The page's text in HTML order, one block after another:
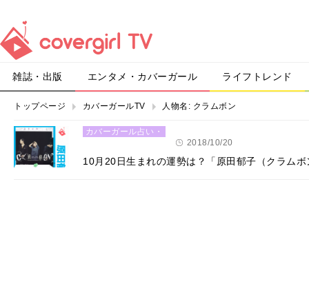
雑誌・出版 エンタメ・カバーガール ライフトレンド
トップページ カバーガールTV 人物名: クラムボン
カバーガール占い・
2018/10/20
10月20日生まれの運勢は？「原田郁子（クラム